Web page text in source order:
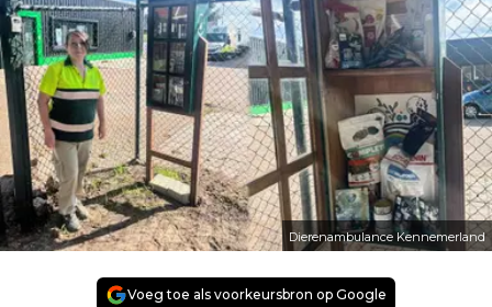
Dierenambulance Kennemerland
Voeg toe als voorkeursbron op Google